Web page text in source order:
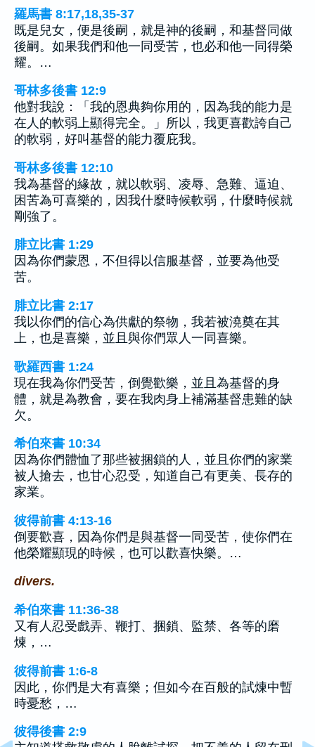
羅馬書 8:17,18,35-37
既是兒女，便是後嗣，就是神的後嗣，和基督同做
後嗣。如果我們和他一同受苦，也必和他一同得榮
耀。…
哥林多後書 12:9
他對我說：「我的恩典夠你用的，因為我的能力是
在人的軟弱上顯得完全。」所以，我更喜歡誇自己
的軟弱，好叫基督的能力覆庇我。
哥林多後書 12:10
我為基督的緣故，就以軟弱、凌辱、急難、逼迫、
困苦為可喜樂的，因我什麼時候軟弱，什麼時候就
剛強了。
腓立比書 1:29
因為你們蒙恩，不但得以信服基督，並要為他受
苦。
腓立比書 2:17
我以你們的信心為供獻的祭物，我若被澆奠在其
上，也是喜樂，並且與你們眾人一同喜樂。
歌羅西書 1:24
現在我為你們受苦，倒覺歡樂，並且為基督的身
體，就是為教會，要在我肉身上補滿基督患難的缺
欠。
希伯來書 10:34
因為你們體恤了那些被捆鎖的人，並且你們的家業
被人搶去，也甘心忍受，知道自己有更美、長存的
家業。
彼得前書 4:13-16
倒要歡喜，因為你們是與基督一同受苦，使你們在
他榮耀顯現的時候，也可以歡喜快樂。…
divers.
希伯來書 11:36-38
又有人忍受戲弄、鞭打、捆鎖、監禁、各等的磨
煉，…
彼得前書 1:6-8
因此，你們是大有喜樂；但如今在百般的試煉中暫
時憂愁，…
彼得後書 2:9